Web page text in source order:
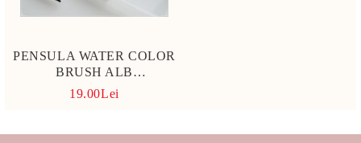
PENSULA WATER COLOR
BRUSH ALB
TRANSPARENTA
19.00Lei